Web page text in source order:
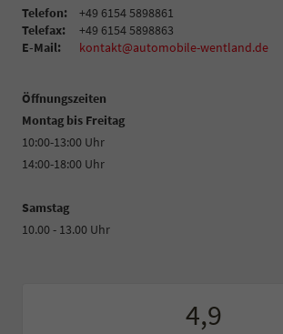
Telefon:
+49 6154 5898861
Telefax:
+49 6154 5898863
E-Mail:
kontakt@automobile-wentland.de
Öffnungszeiten
Montag bis Freitag
10:00-13:00 Uhr
14:00-18:00 Uhr
Samstag
10.00 - 13.00 Uhr
4,9